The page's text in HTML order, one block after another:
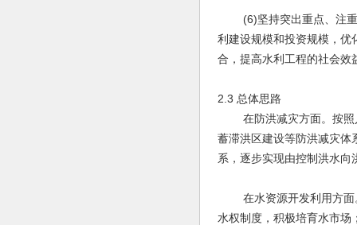
(6)坚持突出重点、注重
利建设规模和投资规模，优
合，提高水利工程的社会效
2.3 总体思路
在防洪减灾方面。按照人
蓄滞洪区建设等防洪减灾体
系，逐步实现由控制洪水向
在水资源开发利用方面。
水权制度，积极培育水市场